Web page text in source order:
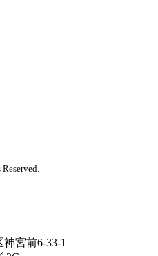
宮前6-33-1